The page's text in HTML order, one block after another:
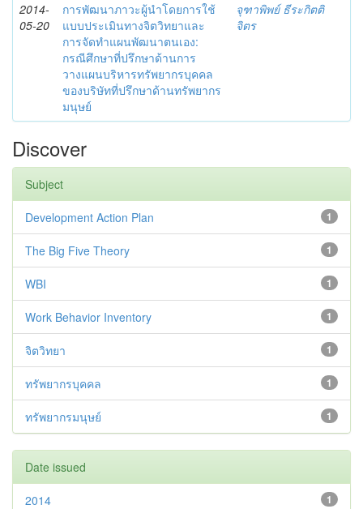
2014-
05-20
การพัฒนาภาวะผู้นำโดยการใช้
แบบประเมินทางจิตวิทยาและ
การจัดทำแผนพัฒนาตนเอง:
กรณีศึกษาที่ปรึกษาด้านการ
วางแผนบริหารทรัพยากรบุคคล
ของบริษัทที่ปรึกษาด้านทรัพยากร
มนุษย์
จุฑาพิพย์ ธีระกิตติ
จิตร
Discover
Subject
1
Development Action Plan
1
The Big Five Theory
1
WBI
1
Work Behavior Inventory
1
จิตวิทยา
1
ทรัพยากรบุคคล
1
ทรัพยากรมนุษย์
Date issued
1
2014